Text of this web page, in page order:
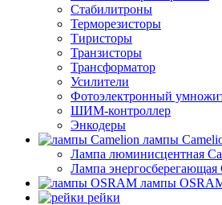
Стабилитроны
Терморезисторы
Тиристоры
Транзисторы
Трансформатор
Усилители
Фотоэлектронный
ШИМ-контроллер
Энкодеры
лампы
Лампа люминисцентная
Лампа энергосберегающая
лампы
рейки